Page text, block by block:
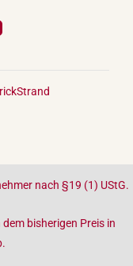
nach §19 (1) UStG.
bisherigen Preis in